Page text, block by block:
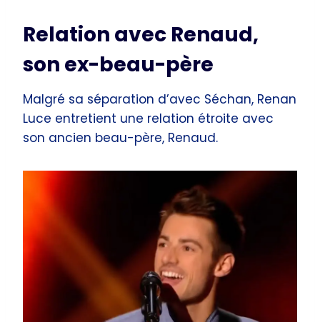
Relation avec Renaud,
son ex-beau-père
Malgré sa séparation d’avec Séchan, Renan
Luce entretient une relation étroite avec
son ancien beau-père, Renaud.